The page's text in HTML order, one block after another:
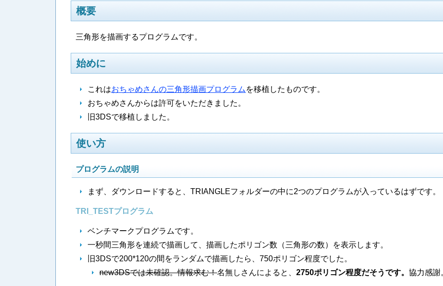
概要
三角形を描画するプログラムです。
始めに
これはおちゃめさんの三角形描画プログラム を移植したものです。
おちゃめさんからは許可をいただきました。
旧3DSで移植しました。
使い方
プログラムの説明
まず、ダウンロードすると、TRIANGLEフォルダーの中に2つのプログラムが入っているはずです。
TRI_TESTプログラム
ベンチマークプログラムです。
一秒間三角形を連続で描画して、描画したポリゴン数（三角形の数）を表示します。
旧3DSで200*120の間をランダムで描画したら、750ポリゴン程度でした。
new3DSでは未確認。情報求む！名無しさんによると、 2750ポリゴン程度だそうです。 協力感謝